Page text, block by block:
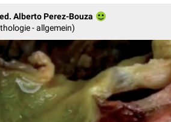
Alberto Perez-Bouza
- allgemein)